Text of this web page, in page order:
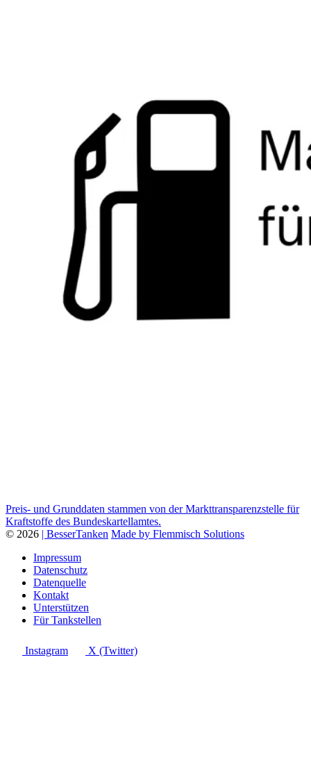
Preis- und Grunddaten stammen von der Markttransparenzstelle für
Kraftstoffe des Bundeskartellamtes.
© 2026 | BesserTanken Made by Flemmisch Solutions
Impressum
Datenschutz
Datenquelle
Kontakt
Unterstützen
Für Tankstellen
Instagram X (Twitter)